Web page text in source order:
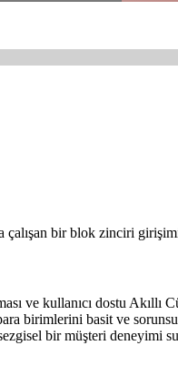
bir blok zinciri
ve kullanıcı dostu Akıllı
birimlerini basit ve
bir müşteri deneyimi